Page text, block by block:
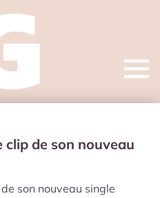
Open
de son nouveau
son nouveau single